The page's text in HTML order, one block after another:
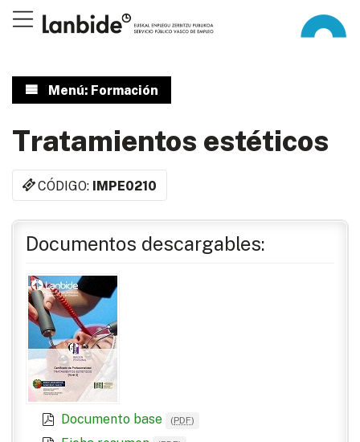
Menú: Formación
Tratamientos estéticos
CÓDIGO: IMPE0210
Documentos descargables:
Documento base (PDF)